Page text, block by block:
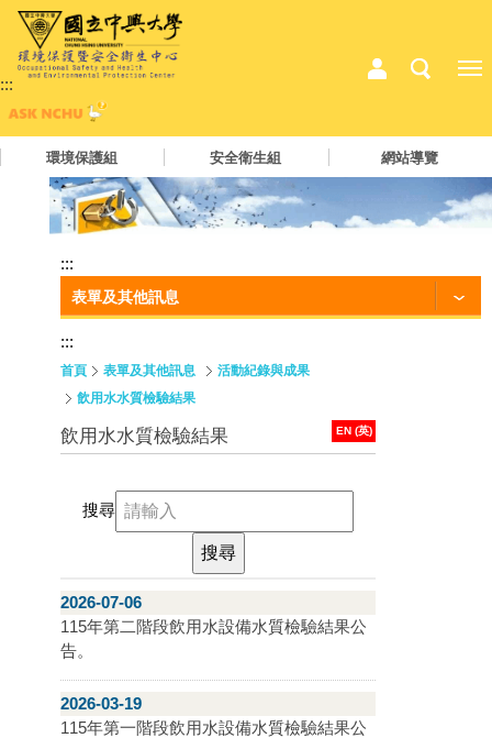
:::
環境保護組 安全衛生組 網站導覽
:::
表單及其他訊息
:::
首頁 表單及其他訊息
活動紀錄與成果
飲用水水質檢驗結果
EN (英)
飲用水水質檢驗結果
搜尋
2026-07-06
115年第二階段飲用水設備水質檢驗結果公
告。
2026-03-19
115年第一階段飲用水設備水質檢驗結果公